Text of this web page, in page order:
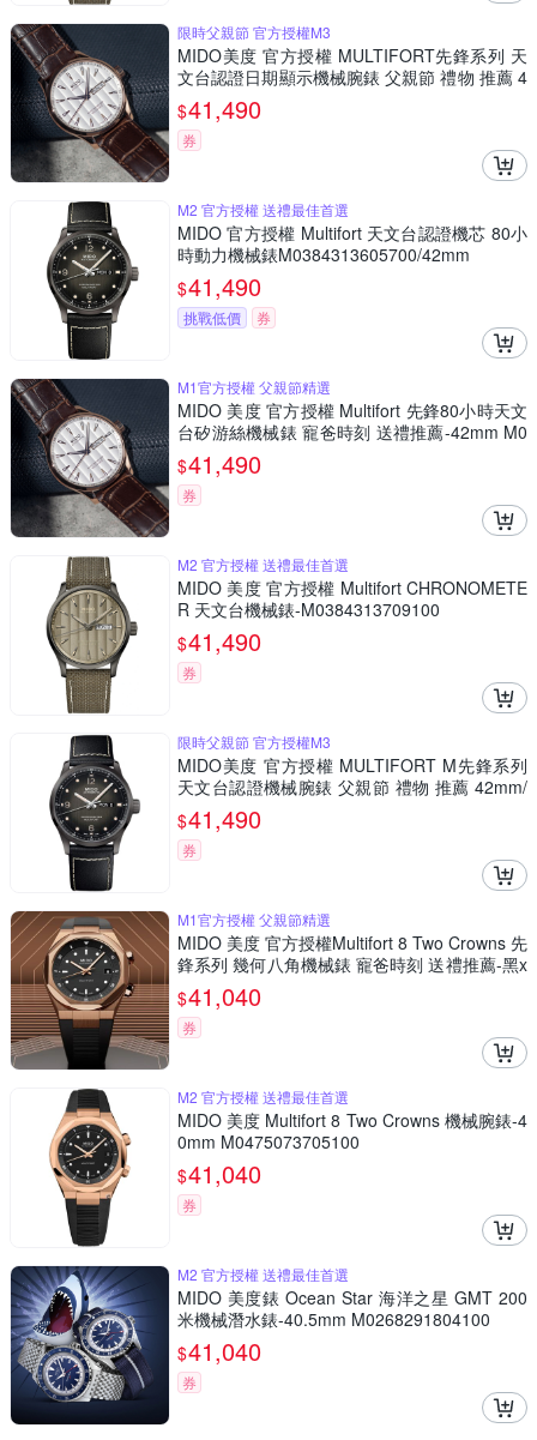
限時父親節 官方授權M3
MIDO美度 官方授權 MULTIFORT先鋒系列 天
文台認證日期顯示機械腕錶 父親節 禮物 推薦 4
2mm/M0384313603100
$41,490
券
M2 官方授權 送禮最佳首選
MIDO 官方授權 Multifort 天文台認證機芯 80小
時動力機械錶M0384313605700/42mm
$41,490
挑戰低價 券
M1官方授權 父親節精選
MIDO 美度 官方授權 Multifort 先鋒80小時天文
台矽游絲機械錶 寵爸時刻 送禮推薦-42mm M0
384313603100
$41,490
券
M2 官方授權 送禮最佳首選
MIDO 美度 官方授權 Multifort CHRONOMETE
R 天文台機械錶-M0384313709100
$41,490
券
限時父親節 官方授權M3
MIDO美度 官方授權 MULTIFORT M先鋒系列
天文台認證機械腕錶 父親節 禮物 推薦 42mm/
M0384313605700
$41,490
券
M1官方授權 父親節精選
MIDO 美度 官方授權Multifort 8 Two Crowns 先
鋒系列 幾何八角機械錶 寵爸時刻 送禮推薦-黑x
玫瑰金 M0475073705100
$41,040
券
M2 官方授權 送禮最佳首選
MIDO 美度 Multifort 8 Two Crowns 機械腕錶-4
0mm M0475073705100
$41,040
券
M2 官方授權 送禮最佳首選
MIDO 美度錶 Ocean Star 海洋之星 GMT 200
米機械潛水錶-40.5mm M0268291804100
$41,040
券